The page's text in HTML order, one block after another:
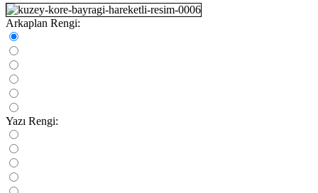
Arkaplan Rengi:
Yazı Rengi: